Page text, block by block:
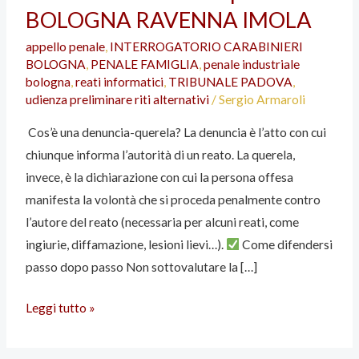
BOLOGNA RAVENNA IMOLA
appello penale, INTERROGATORIO CARABINIERI
BOLOGNA, PENALE FAMIGLIA,penale industriale
bologna,reati informatici, TRIBUNALE PADOVA,
udienza preliminare riti alternativi/Sergio Armaroli
Cos’è una denuncia-querela? La denuncia è l’atto con cui
chiunque informa l’autorità di un reato. La querela,
invece, è la dichiarazione con cui la persona offesa
manifesta la volontà che si proceda penalmente contro
l’autore del reato (necessaria per alcuni reati, come
ingiurie, diffamazione, lesioni lievi…).
Come difendersi
passo dopo passo Non sottovalutare la […]
denuncia-
BOLOGNA
RAVENNA
IMOLA
Leggi tutto »